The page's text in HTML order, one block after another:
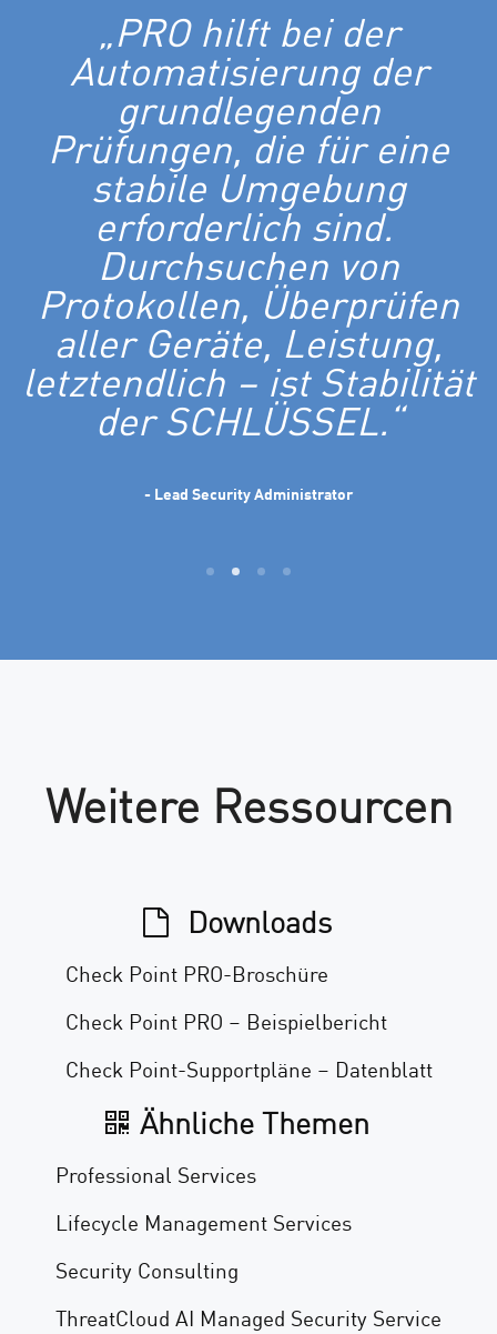
„PRO hilft bei der
Automatisierung der
grundlegenden
Prüfungen, die für eine
stabile Umgebung
erforderlich sind.
Durchsuchen von
Protokollen, Überprüfen
aller Geräte, Leistung,
letztendlich – ist Stabilität
der SCHLÜSSEL.“
- Lead Security Administrator
Weitere Ressourcen
Downloads
Check Point PRO-Broschüre
Check Point PRO – Beispielbericht
Check Point-Supportpläne – Datenblatt
Ähnliche Themen
Professional Services
Lifecycle Management Services
Security Consulting
ThreatCloud AI Managed Security Service